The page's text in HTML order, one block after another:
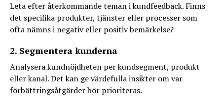
Leta efter återkommande teman i kundfeedback. Finns
det specifika produkter, tjänster eller processer som
ofta nämns i negativ eller positiv bemärkelse?
2. Segmentera kunderna
Analysera kundnöjdheten per kundsegment, produkt
eller kanal. Det kan ge värdefulla insikter om var
förbättringsåtgärder bör prioriteras.